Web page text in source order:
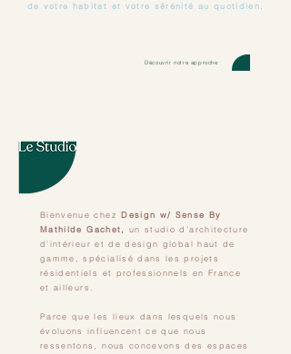
de votre habitat et votre sérénité au quotidien.
Découvrir notre approche
Bienvenue chezDesign w/ Sense By
Mathilde Gachet,
un studio d’architecture
d’intérieur et de design global haut de
gamme, spécialisé dans les projets
résidentiels et professionnels en France
et ailleurs.
Parce que les lieux dans lesquels nous
évoluons influencent ce que nous
ressentons, nous concevons des espaces